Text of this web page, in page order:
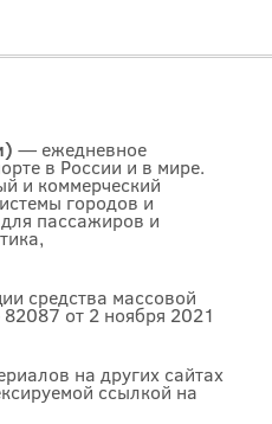
— ежедневное
в России и в мире.
и коммерческий
городов и
пассажиров и
средства массовой
от 2 ноября 2021
на других сайтах
ссылкой на